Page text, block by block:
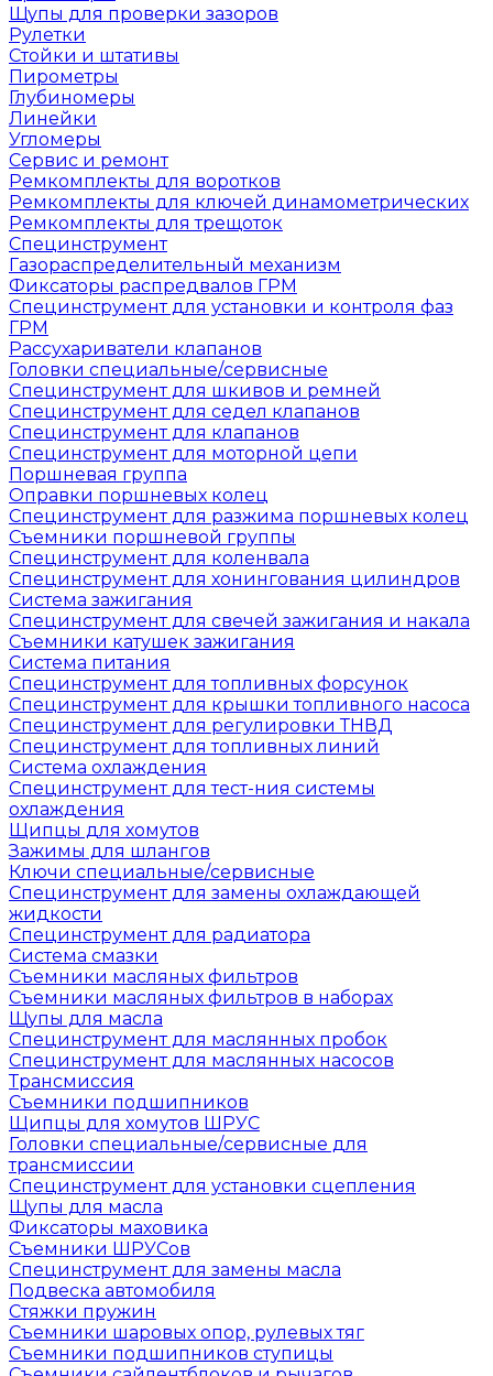
Щупы для проверки зазоров
Рулетки
Стойки и штативы
Пирометры
Глубиномеры
Линейки
Угломеры
Сервис и ремонт
Ремкомплекты для воротков
Ремкомплекты для ключей динамометрических
Ремкомплекты для трещоток
Специнструмент
Газораспределительный механизм
Фиксаторы распредвалов ГРМ
Специнструмент для установки и контроля фаз
ГРМ
Рассухариватели клапанов
Головки специальные/сервисные
Специнструмент для шкивов и ремней
Специнструмент для седел клапанов
Специнструмент для клапанов
Специнструмент для моторной цепи
Поршневая группа
Оправки поршневых колец
Специнструмент для разжима поршневых колец
Съемники поршневой группы
Специнструмент для коленвала
Специнструмент для хонингования цилиндров
Система зажигания
Специнструмент для свечей зажигания и накала
Съемники катушек зажигания
Система питания
Специнструмент для топливных форсунок
Специнструмент для крышки топливного насоса
Специнструмент для регулировки ТНВД
Специнструмент для топливных линий
Система охлаждения
Специнструмент для тест-ния системы
охлаждения
Щипцы для хомутов
Зажимы для шлангов
Ключи специальные/сервисные
Специнструмент для замены охлаждающей
жидкости
Специнструмент для радиатора
Система смазки
Съемники масляных фильтров
Съемники масляных фильтров в наборах
Щупы для масла
Специнструмент для маслянных пробок
Специнструмент для маслянных насосов
Трансмиссия
Съемники подшипников
Щипцы для хомутов ШРУС
Головки специальные/сервисные для
трансмиссии
Специнструмент для установки сцепления
Щупы для масла
Фиксаторы маховика
Съемники ШРУСов
Специнструмент для замены масла
Подвеска автомобиля
Стяжки пружин
Съемники шаровых опор, рулевых тяг
Съемники подшипников ступицы